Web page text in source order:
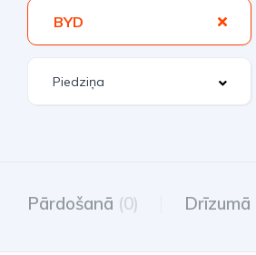
BYD
Pārdošanā (0) Drīzumā